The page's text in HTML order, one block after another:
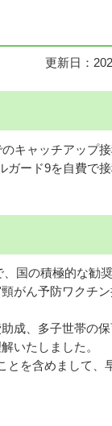
更新日：
キャッチアップ
ード9を自費で
国の積極的な勧
がん予防ワクチ
成、多子世帯の
いたしました。
とを含めまして、